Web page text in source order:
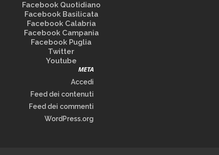
Facebook Quotidiano
Facebook Basilicata
Facebook Calabria
Facebook Campania
Facebook Puglia
Twitter
Youtube
META
Accedi
Feed dei contenuti
Feed dei commenti
WordPress.org